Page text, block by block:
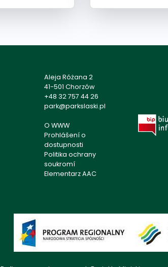
Aleja Różana 2
41-501 Chorzów
+48 32 757 44 26
park@parkslaski.pl
O WWW
Prohlášení o
dostupnosti
Politika ochrany
soukromí
Elementarz AAC